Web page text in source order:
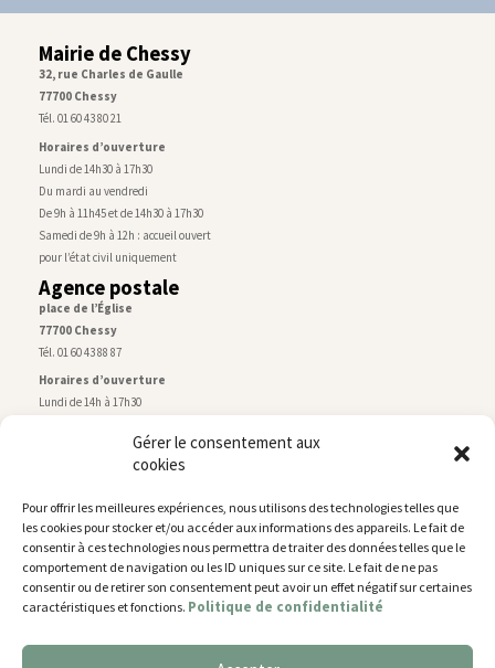
Gérer le consentement aux
cookies
Pour offrir les meilleures expériences, nous utilisons des technologies telles que
les cookies pour stocker et/ou accéder aux informations des appareils. Le fait de
consentir à ces technologies nous permettra de traiter des données telles que le
comportement de navigation ou les ID uniques sur ce site. Le fait de ne pas
consentir ou de retirer son consentement peut avoir un effet négatif sur certaines
caractéristiques et fonctions. Politique de confidentialité
Mairie de Chessy
32, rue Charles de Gaulle
77700 Chessy
Tél. 01 60 43 80 21
Horaires d’ouverture
Lundi de 14h30 à 17h30
Du mardi au vendredi
De 9h à 11h45 et de 14h30 à 17h30
Samedi de 9h à 12h : accueil ouvert
pour l’état civil uniquement
Agence postale
place de l’Église
77700 Chessy
Tél. 01 60 43 88 87
Horaires d’ouverture
Lundi de 14h à 17h30
De 9h30 à 12h30 et de 14h à 17h30
Samedi de 9h à 12h
Service technique
Centre technique municipal
rue de Montry
–
77700 Chessy
Tél. 01 60 43 52 63
Horaires d’ouverture
Lundi, mardi et jeudi